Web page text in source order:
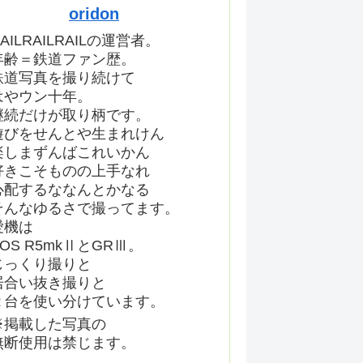
oridon
の運営者。
齢＝鉄道ファン歴。
道写真を撮り続けて
やウン十年。
続だけが取り柄です。
びをせんとや生まれけん
しまずんばこれいかん
きこそものの上手なれ
配するななんとかなる
んなゆるさで撮ってます。
機は
R5mkⅡとGRⅢ。
っくり撮りと
合い抜き撮りと
台を使い分けています。
載した写真の
断使用は禁じます。